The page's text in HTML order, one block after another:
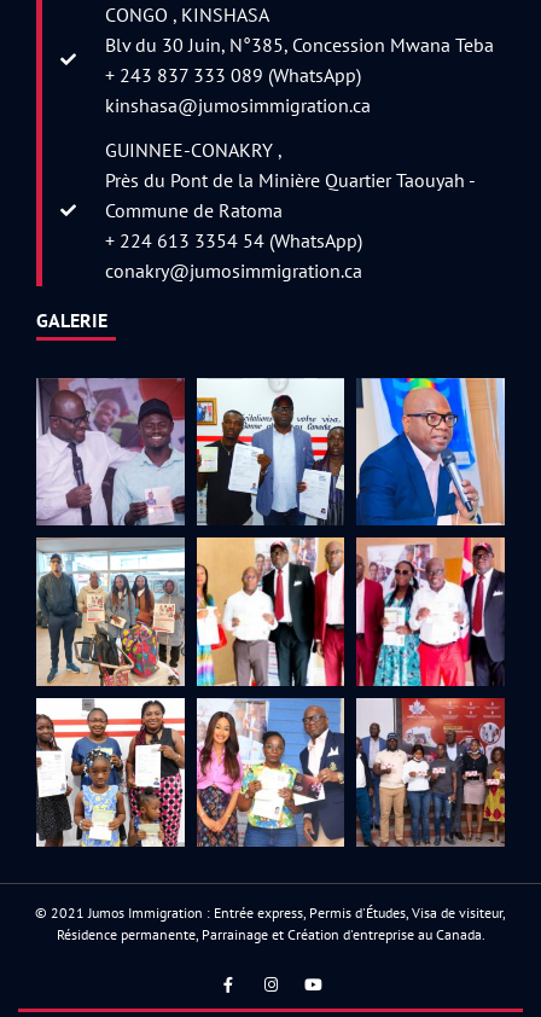
CONGO , KINSHASA
Blv du 30 Juin, N°385, Concession Mwana Teba
+ 243 837 333 089 (WhatsApp)
kinshasa@jumosimmigration.ca
GUINNEE-CONAKRY ,
Près du Pont de la Minière Quartier Taouyah -
Commune de Ratoma
+ 224 613 3354 54 (WhatsApp)
conakry@jumosimmigration.ca
GALERIE
© 2021 Jumos Immigration : Entrée express, Permis d'Études, Visa de visiteur,
Résidence permanente, Parrainage et Création d'entreprise au Canada.